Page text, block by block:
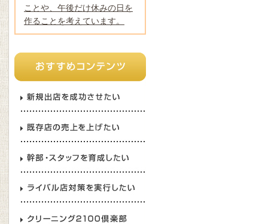
ことや、午後だけ休みの日を
作ることを考えています。